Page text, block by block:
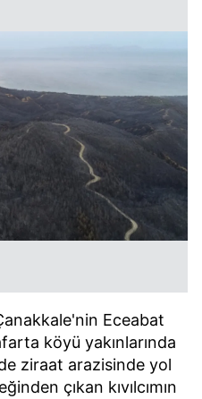
Eceabat
köyü yakınlarında
ziraat arazisinde yol
çıkan kıvılcımın